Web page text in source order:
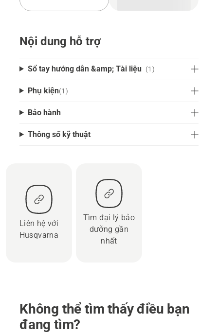
Nội dung hỗ trợ
Sổ tay hướng dẫn &amp; Tài liệu (1)
Phụ kiện(1 )
Bảo hành
Thông số kỹ thuật
Liên hệ với
Husqvarna
Tìm đại lý bảo
dưỡng gần
nhất
Không thể tìm thấy điều bạn
đang tìm?